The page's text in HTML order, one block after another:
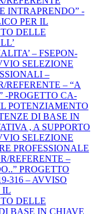
INTRAPRENDO” -
PER IL
DELLE
– FSEPON-
SELEZIONE
–
REFERENTE – “A
-PROGETTO CA-
POTENZIAMENTO
DI BASE IN
, A SUPPORTO
SELEZIONE
PROFESSIONALE
REFERENTE –
PROGETTO
316 – AVVISO
IL
DELLE
BASE IN CHIAVE